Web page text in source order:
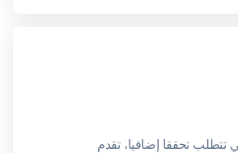
تتطلب تحققا إضافيا، تقدم